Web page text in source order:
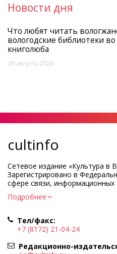
Новости дня
Что любят читать
вологодские библиотеки
книголюба
09 августа 2026
cultinfo
Сетевое издание «Культура в
Зарегистрировано в
сфере связи, информационных
коммуникаций.
Регистрационный номер и
Учредитель КУ ВО
культуры»
Адрес учредителя и редакции:
Вологда, ул. Марии Ульяновой,
Подробнее
Тел/факс:
+7 (8172) 21-04-24
Редакционно-